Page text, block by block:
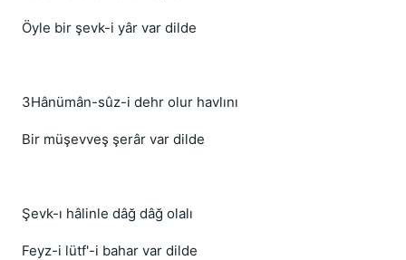
Öyle bir şevk-i yâr var dilde
3Hânümân-sûz-i dehr olur havlını
Bir müşevveş şerâr var dilde
Şevk-ı hâlinle dâğ dâğ olalı
Feyz-i lütf'-i bahar var dilde